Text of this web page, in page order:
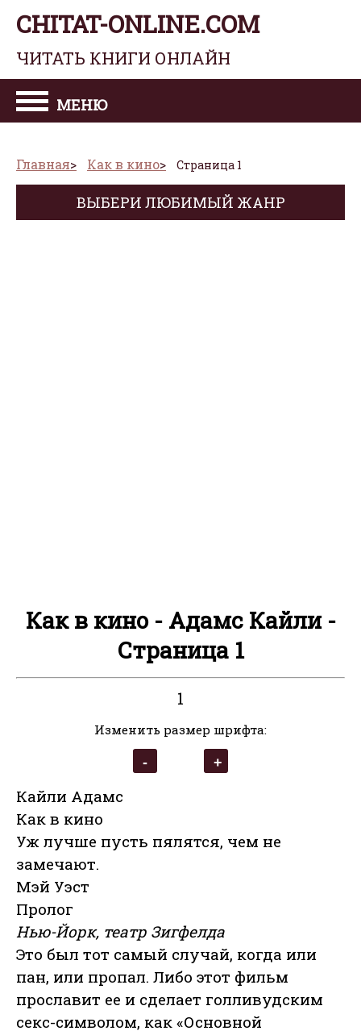
CHITAT-ONLINE.COM
ЧИТАТЬ КНИГИ ОНЛАЙН
МЕНЮ
Главная Как в кино Страница 1
ВЫБЕРИ ЛЮБИМЫЙ ЖАНР
Как в кино - Адамс Кайли -
Страница 1
1
Изменить размер шрифта:
Кайли Адамс
Как в кино
Уж лучше пусть пялятся, чем не
замечают.
Мэй Уэст
Пролог
Нью-Йорк, театр Зигфелда
Это был тот самый случай, когда или
пан, или пропал. Либо этот фильм
прославит ее и сделает голливудским
секс-символом, как «Основной